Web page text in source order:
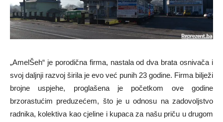
„AmelŠeh“ je porodična firma, nastala od dva brata osnivača i
svoj daljnji razvoj širila je evo već punih 23 godine. Firma bilježi
brojne uspjehe, proglašena je početkom ove godine
brzorastućim preduzećem, što je u odnosu na zadovoljstvo
radnika, kolektiva kao cjeline i kupaca za našu priču u drugom